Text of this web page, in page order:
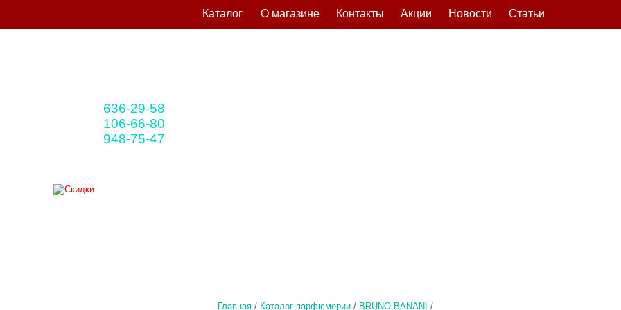
Главная / Каталог парфюмерии / BRUNO BANANI /
636-29-58
106-66-80
948-75-47
Статьи
Новости
Акции
Контакты
О магазине
Каталог